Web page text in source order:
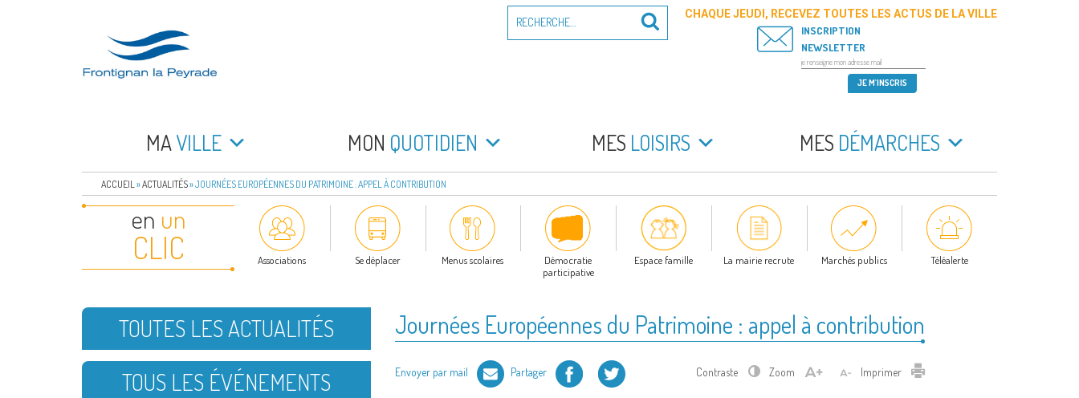
FRONTIGNAN LA PEYRADE
pour
Recherche
CHAQUE JEUDI, RECEVEZ TOUTES LES ACTUS DE LA VILLE
INSCRIPTION
NEWSLETTER
MAVILLE MON QUOTIDIEN MES LOISIRS MES DÉMARCHES
ACCUEIL »ACTUALITÉS»JOURNÉES EUROPÉENNES DU PATRIMOINE : APPEL À CONTRIBUTION
en un
CLIC Associations Se déplacer Menus scolaires
Démocratie
participative
Espace famille La mairie recrute Marchés publics Téléalerte
Journées Européennes du Patrimoine : appel à contribution
Envoyer par mail Partager Facebook Twitter Contraste Zoom Imprimer Imprimer
TOUTES LES ACTUALITÉS
TOUS LES ÉVÉNEMENTS